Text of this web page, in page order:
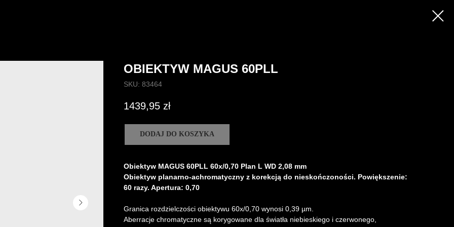
OBIEKTYW MAGUS 60PLL
SKU: 83464
1439,95 zł
DODAJ DO KOSZYKA
Obiektyw MAGUS 60PLL 60х/0,70 Plan L WD 2,08 mm
Obiektyw planarno-achromatyczny z korekcją do nieskończoności. Powiększenie:
60 razy. Apertura: 0,70
Granica rozdzielczości obiektywu 60х/0,70 wynosi 0,39 µm.
Aberracje chromatyczne są korygowane dla światła niebieskiego i czerwonego,